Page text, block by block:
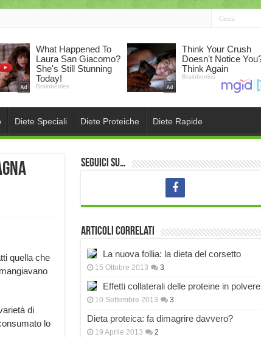
Diete Speciali Diete Proteiche Diete Rapide
quella che
di
lo
Seguici su…
Articoli correlati
La nuova follia: la dieta del corsetto
15 Ottobre 2013 3
Effetti collaterali delle proteine in polvere
10 Settembre 2013 3
Dieta proteica: fa dimagrire davvero?
19 Aprile 2013 2